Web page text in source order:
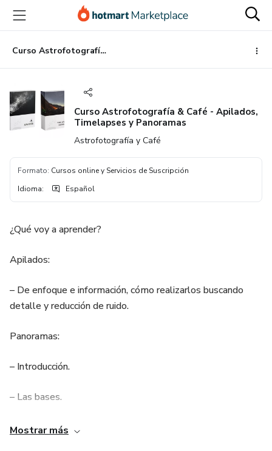
principal
página
de
página
Curso Astrofotografía & Café - Apilados, Timelapses y Panoramas
Curso Astrofotografía & Café - Apilados,
Timelapses y Panoramas
Astrofotografía y Café
Formato: Cursos online y Servicios de Suscripción
Idioma: Español
¿Qué voy a aprender?
Apilados:
– De enfoque e información, cómo realizarlos buscando
detalle y reducción de ruido.
Panoramas:
– Introducción.
– Las bases.
– Fotografía panorámica de día.
Mostrar más